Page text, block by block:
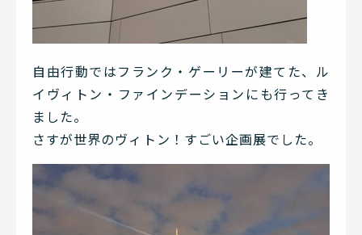
自由行動ではフランク・ゲーリーが建てた、ル
イヴィトン・ファインデーションにも行ってき
ました。
さすが世界のヴィトン！すごい企画展でした。